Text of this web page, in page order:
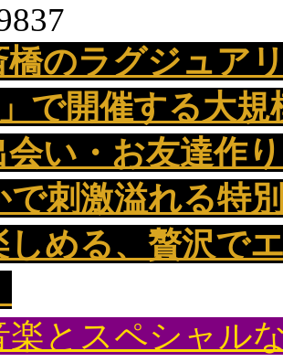
橋のラグジュア
で開催する大
会い・お友達作
で刺激溢れる特
しめる、贅沢で
楽とスペシャル